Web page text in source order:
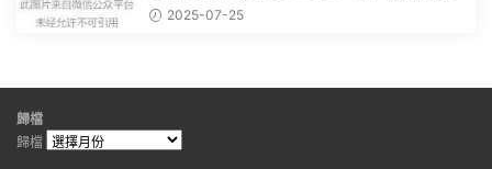
文。 滑動一下屏幕，就能看到...
2025-07-25
歸檔
歸檔